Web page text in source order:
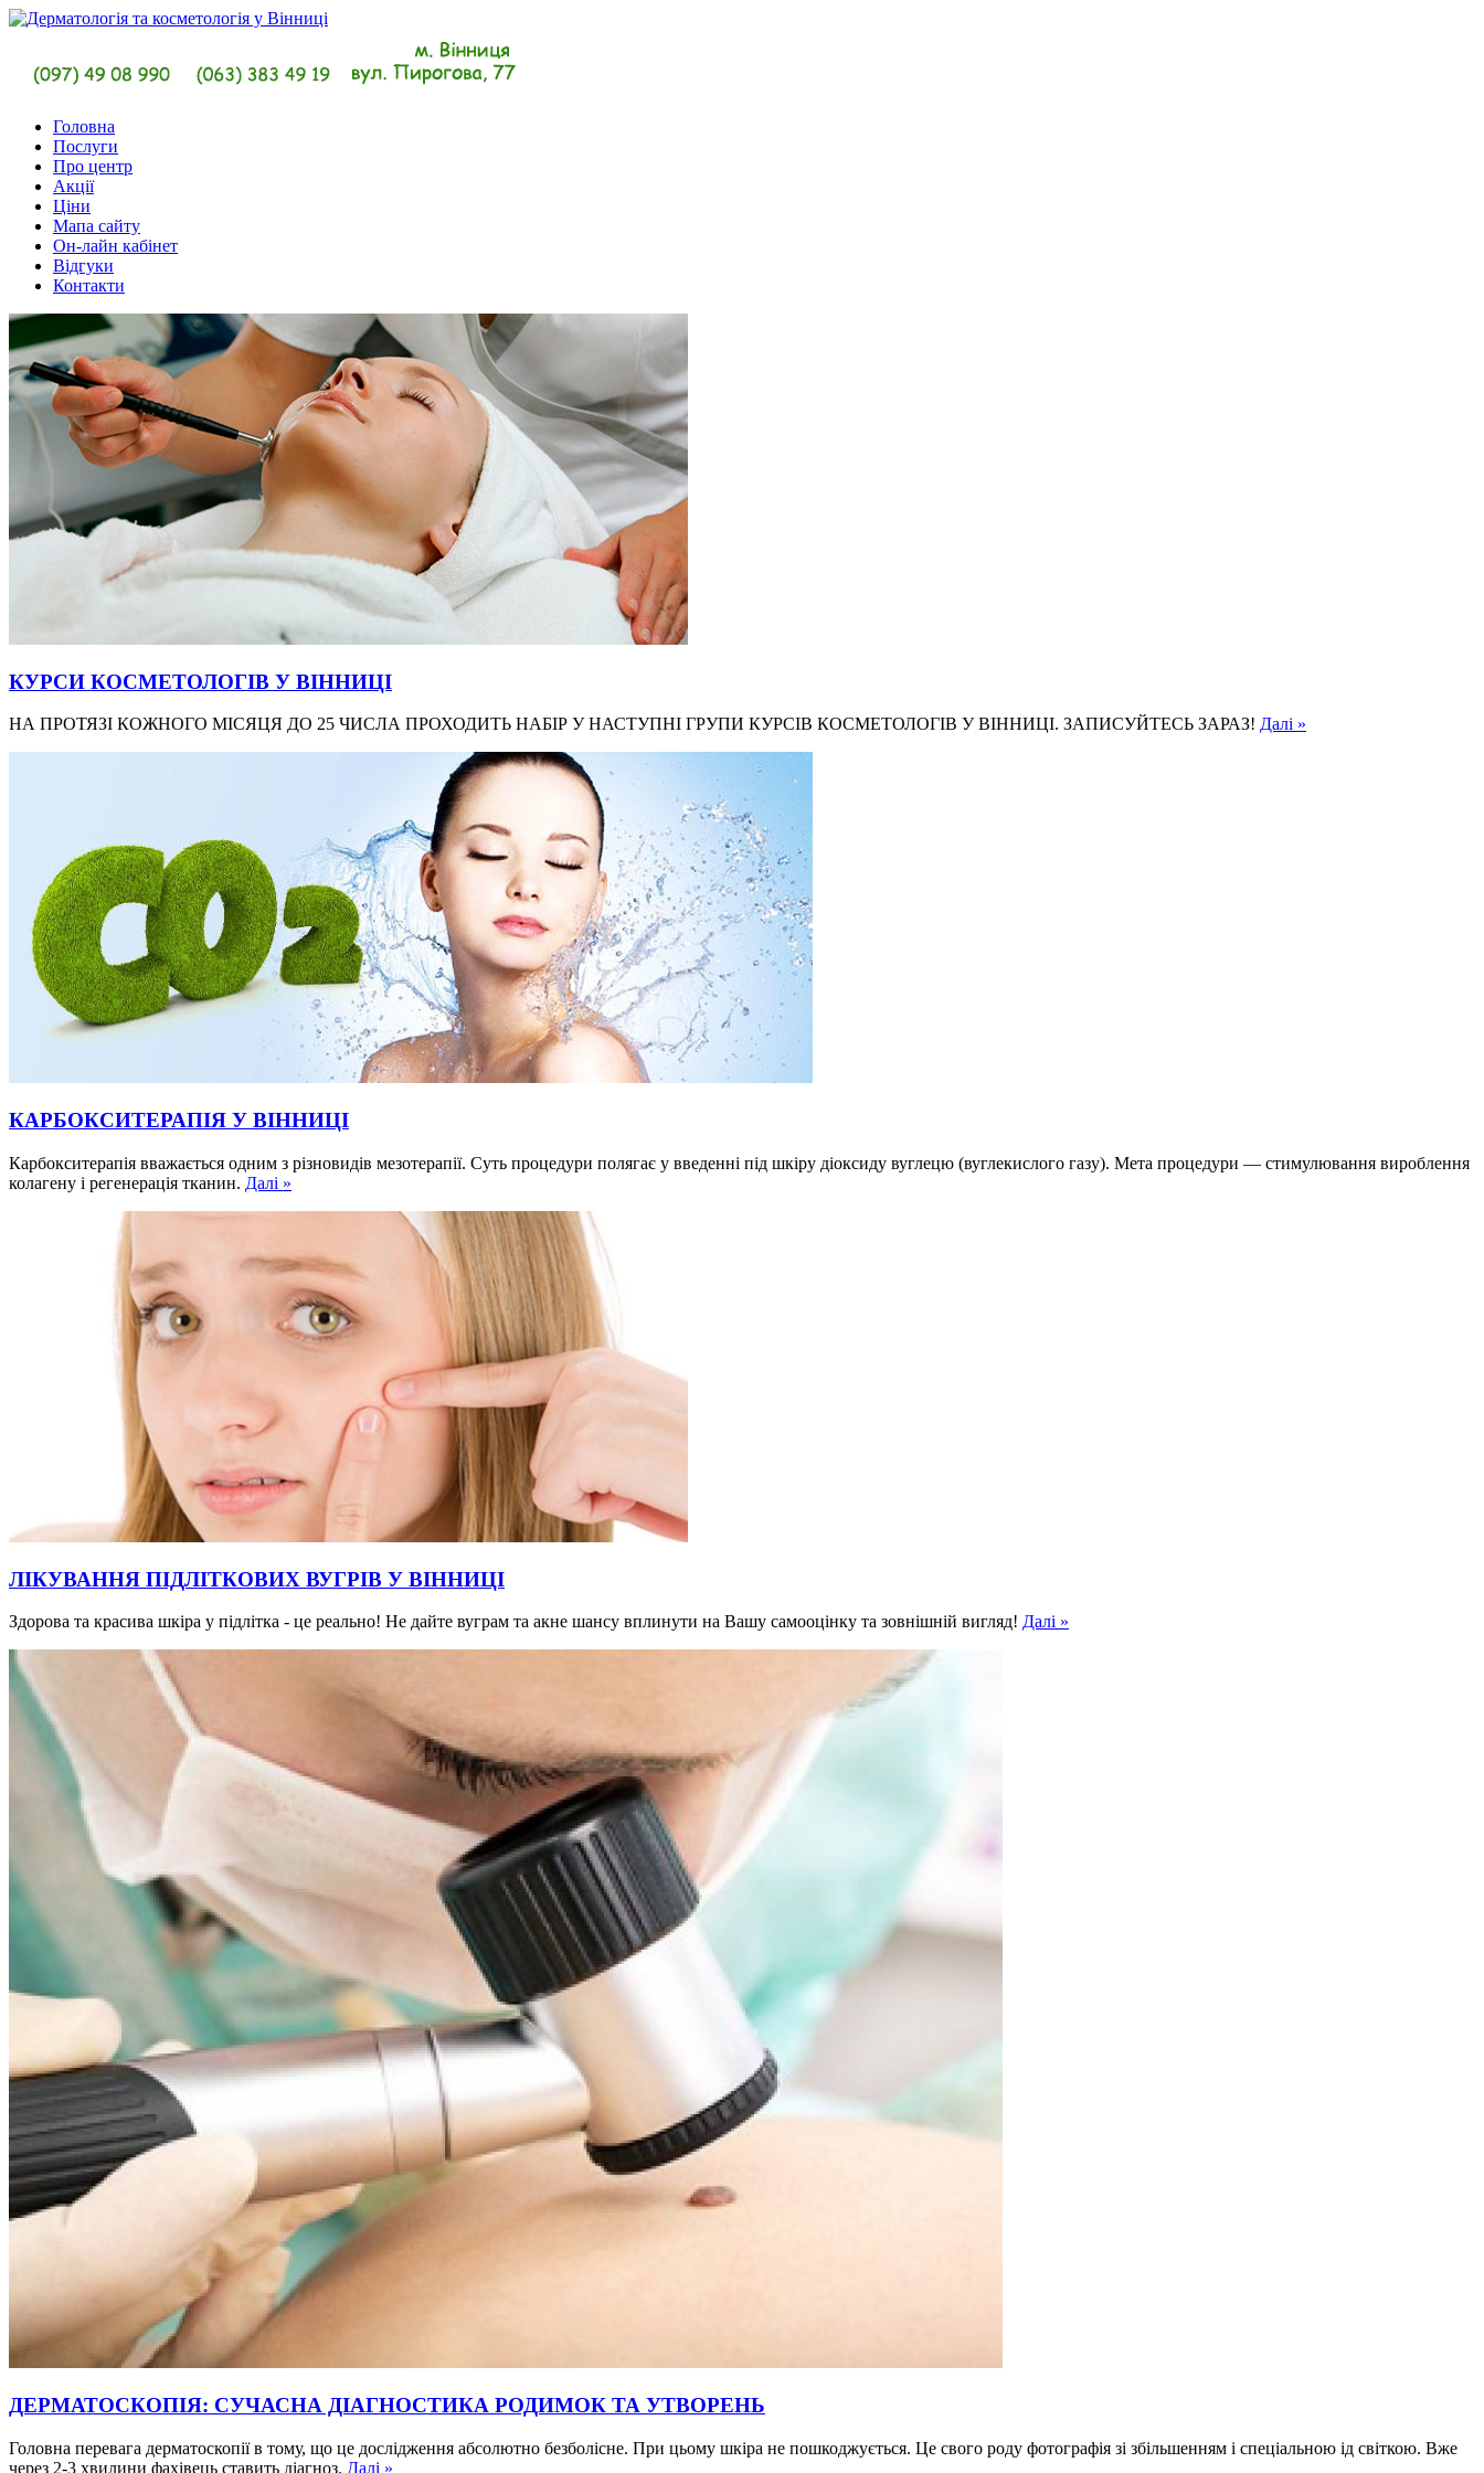
Головна
Послуги
Про центр
Акції
Ціни
Мапа сайту
Он-лайн кабінет
Відгуки
Контакти
КУРСИ КОСМЕТОЛОГІВ У ВІННИЦІ
НА ПРОТЯЗІ КОЖНОГО МІСЯЦЯ ДО 25 ЧИСЛА ПРОХОДИТЬ НАБІР У НАСТУПНІ ГРУПИ КУРСІВ КОСМЕТОЛОГІВ У ВІННИЦІ. ЗАПИСУЙТЕСЬ ЗАРАЗ! Далі »
КАРБОКСИТЕРАПІЯ У ВІННИЦІ
Карбокситерапія вважається одним з різновидів мезотерапії. Суть процедури полягає у введенні під шкіру діоксиду вуглецю (вуглекислого газу). Мета процедури — стимулювання вироблення
колагену і регенерація тканин. Далі »
ЛІКУВАННЯ ПІДЛІТКОВИХ ВУГРІВ У ВІННИЦІ
Здорова та красива шкіра у підлітка - це реально! Не дайте вуграм та акне шансу вплинути на Вашу самооцінку та зовнішній вигляд! Далі »
ДЕРМАТОСКОПІЯ: СУЧАСНА ДІАГНОСТИКА РОДИМОК ТА УТВОРЕНЬ
Головна перевага дерматоскопії в тому, що це дослідження абсолютно безболісне. При цьому шкіра не пошкоджується. Це свого роду фотографія зі збільшенням і спеціальною ід світкою. Вже
через 2-3 хвилини фахівець ставить діагноз. Далі »